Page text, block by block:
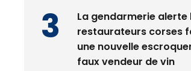
La gendarmerie alerte
restaurateurs corses
une nouvelle
faux vendeur de vin